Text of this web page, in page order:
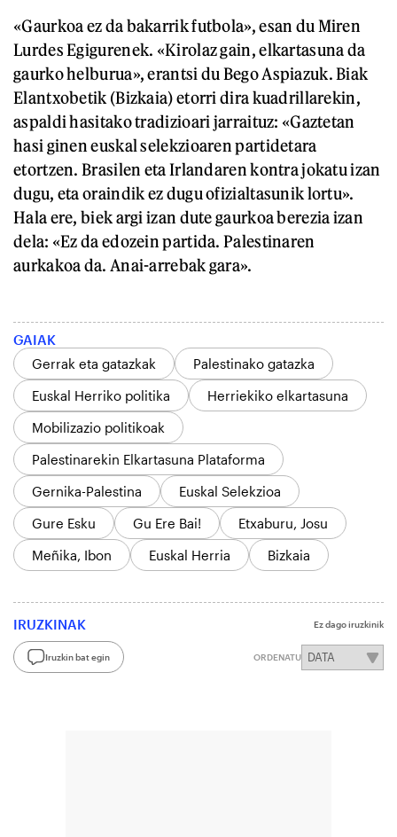
«Gaurkoa ez da bakarrik futbola», esan du Miren
Lurdes Egigurenek. «Kirolaz gain, elkartasuna da
gaurko helburua», erantsi du Bego Aspiazuk. Biak
Elantxobetik (Bizkaia) etorri dira kuadrillarekin,
aspaldi hasitako tradizioari jarraituz: «Gaztetan
hasi ginen euskal selekzioaren partidetara
etortzen. Brasilen eta Irlandaren kontra jokatu izan
dugu, eta oraindik ez dugu ofizialtasunik lortu».
Hala ere, biek argi izan dute gaurkoa berezia izan
dela: «Ez da edozein partida. Palestinaren
aurkakoa da. Anai-arrebak gara».
GAIAK
Gerrak eta gatazkak
Palestinako gatazka
Euskal Herriko politika
Herriekiko elkartasuna
Mobilizazio politikoak
Palestinarekin Elkartasuna Plataforma
Gernika-Palestina
Euskal Selekzioa
Gure Esku
Gu Ere Bai!
Etxaburu, Josu
Meñika, Ibon
Euskal Herria Bizkaia
IRUZKINAK Ez dago iruzkinik
Iruzkin bat egin ORDENATU